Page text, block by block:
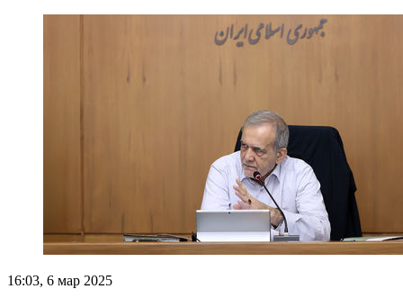
16:03, 6 мар 2025